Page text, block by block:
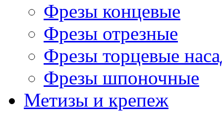
Фрезы концевые
Фрезы отрезные
Фрезы торцевые
Фрезы шпоночные
Метизы и крепеж